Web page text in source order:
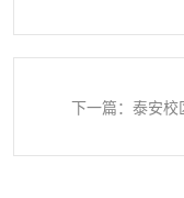
下一篇：泰安校